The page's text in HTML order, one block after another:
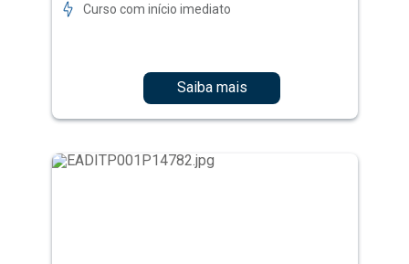
Curso com início imediato
Saiba mais